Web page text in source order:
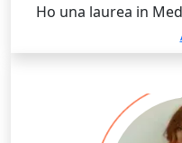
Ho una laurea in
corso di laurea ho
privati per